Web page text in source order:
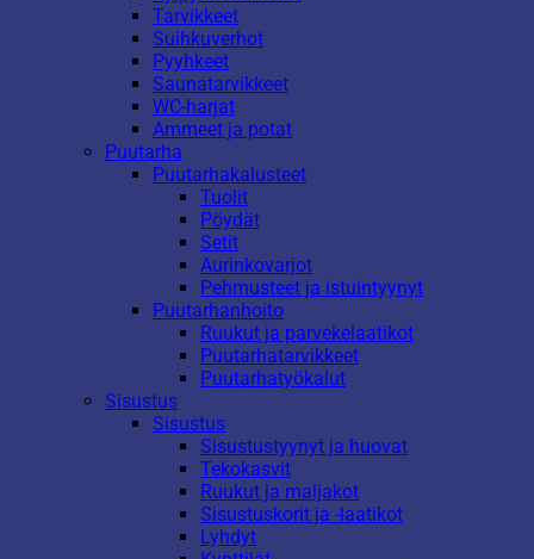
Tarvikkeet
Suihkuverhot
Pyyhkeet
Saunatarvikkeet
WC-harjat
Ammeet ja potat
Puutarha
Puutarhakalusteet
Tuolit
Pöydät
Setit
Aurinkovarjot
Pehmusteet ja istuintyynyt
Puutarhanhoito
Ruukut ja parvekelaatikot
Puutarhatarvikkeet
Puutarhatyökalut
Sisustus
Sisustus
Sisustustyynyt ja huovat
Tekokasvit
Ruukut ja maljakot
Sisustuskorit ja -laatikot
Lyhdyt